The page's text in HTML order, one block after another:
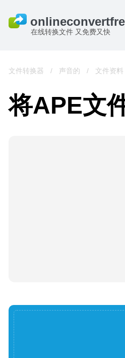
在线转换文件 又免费又快
文件转换器 / 声音的 / 文件资料
将APE文